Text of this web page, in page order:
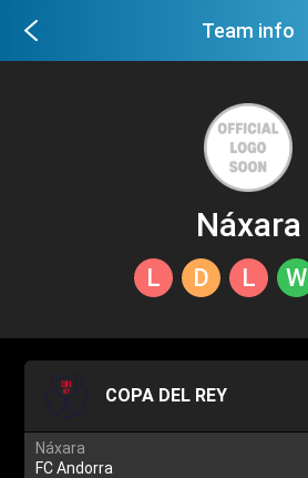
Team info
Náxara
L D L W
COPA DEL REY
Náxara
FC Andorra